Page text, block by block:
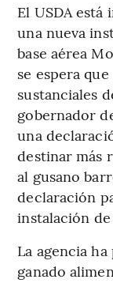
El USDA
una nueva
base aérea
se espera
sustanciales
gobernador
una
destinar más
al gusano
declaración
instalación de
La agencia
ganado